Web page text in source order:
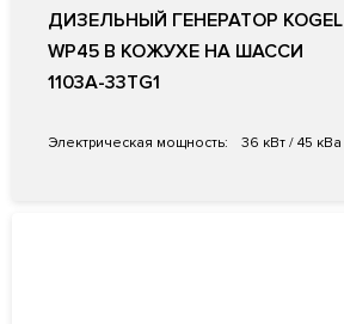
ДИЗЕЛЬНЫЙ ГЕНЕРАТОР KOGEL
WP45 В КОЖУХЕ НА ШАССИ
1103A-33TG1
Электрическая мощность: 36 кВт / 45 кВа